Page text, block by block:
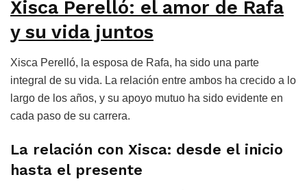
Xisca Perelló: el amor de Rafa
y su vida juntos
Xisca Perelló, la esposa de Rafa, ha sido una parte
integral de su vida. La relación entre ambos ha crecido a lo
largo de los años, y su apoyo mutuo ha sido evidente en
cada paso de su carrera.
La relación con Xisca: desde el inicio
hasta el presente